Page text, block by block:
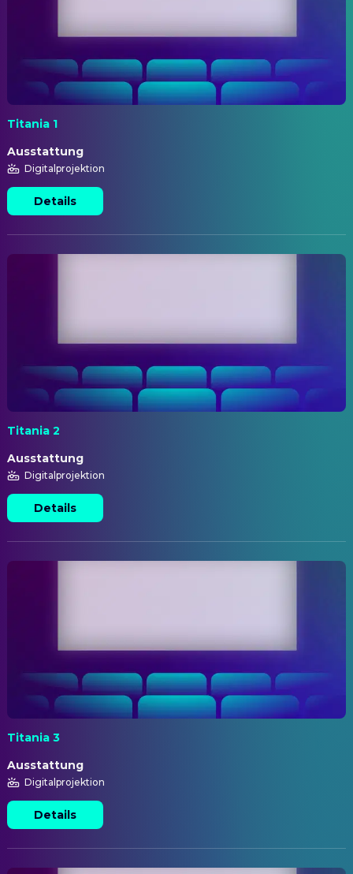
Titania 1
Ausstattung
Digitalprojektion
Details
Titania 2
Ausstattung
Digitalprojektion
Details
Titania 3
Ausstattung
Digitalprojektion
Details